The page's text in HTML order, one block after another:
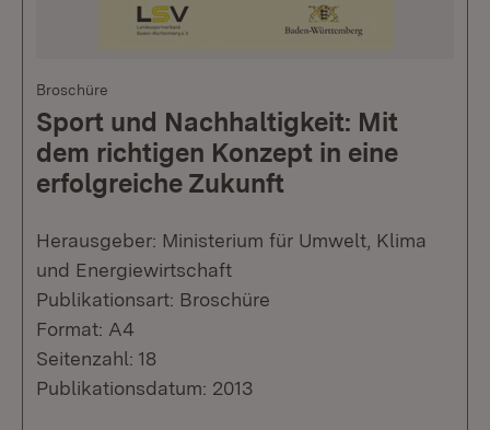
Broschüre
Sport und Nachhaltigkeit: Mit
dem richtigen Konzept in eine
erfolgreiche Zukunft
Herausgeber: Ministerium für Umwelt, Klima
und Energiewirtschaft
Publikationsart: Broschüre
Format: A4
Seitenzahl: 18
Publikationsdatum: 2013